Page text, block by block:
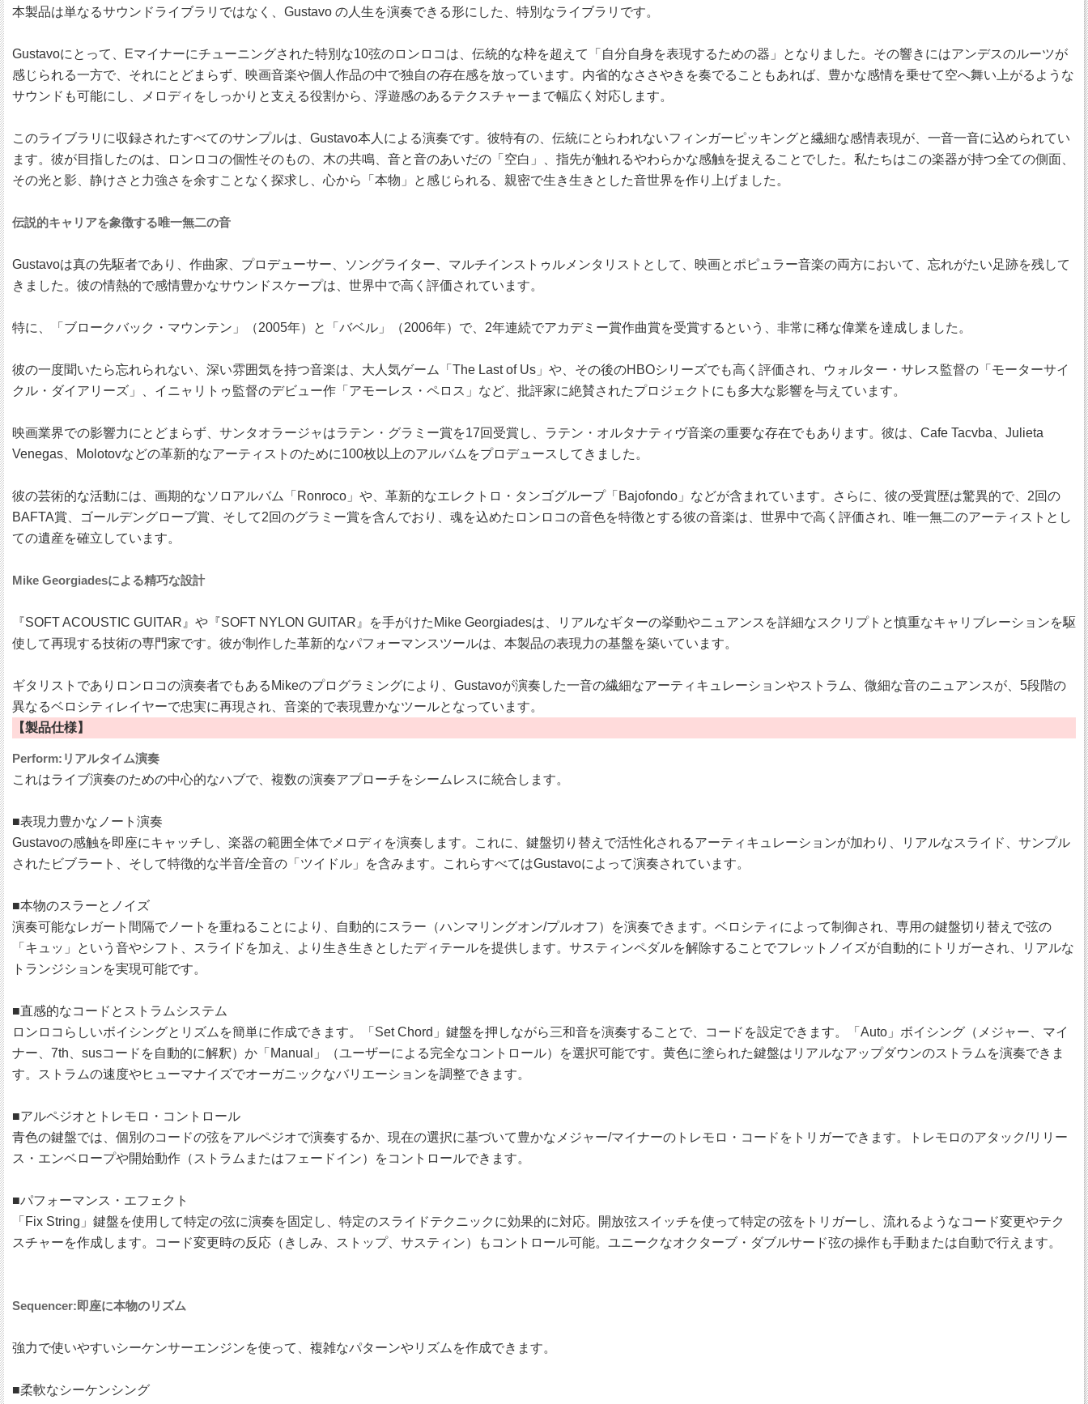
本製品は単なるサウンドライブラリではなく、Gustavo の人生を演奏できる形にした、特別なライブラリです。
Gustavoにとって、Eマイナーにチューニングされた特別な10弦のロンロコは、伝統的な枠を超えて「自分自身を表現するための器」となりました。その響きにはアンデスのルーツが
感じられる一方で、それにとどまらず、映画音楽や個人作品の中で独自の存在感を放っています。内省的なささやきを奏でることもあれば、豊かな感情を乗せて空へ舞い上がるような
サウンドも可能にし、メロディをしっかりと支える役割から、浮遊感のあるテクスチャーまで幅広く対応します。
このライブラリに収録されたすべてのサンプルは、Gustavo本人による演奏です。彼特有の、伝統にとらわれないフィンガーピッキングと繊細な感情表現が、一音一音に込められてい
ます。彼が目指したのは、ロンロコの個性そのもの、木の共鳴、音と音のあいだの「空白」、指先が触れるやわらかな感触を捉えることでした。私たちはこの楽器が持つ全ての側面、
その光と影、静けさと力強さを余すことなく探求し、心から「本物」と感じられる、親密で生き生きとした音世界を作り上げました。
伝説的キャリアを象徴する唯一無二の音
Gustavoは真の先駆者であり、作曲家、プロデューサー、ソングライター、マルチインストゥルメンタリストとして、映画とポピュラー音楽の両方において、忘れがたい足跡を残して
きました。彼の情熱的で感情豊かなサウンドスケープは、世界中で高く評価されています。
特に、「ブロークバック・マウンテン」（2005年）と「バベル」（2006年）で、2年連続でアカデミー賞作曲賞を受賞するという、非常に稀な偉業を達成しました。
彼の一度聞いたら忘れられない、深い雰囲気を持つ音楽は、大人気ゲーム「The Last of Us」や、その後のHBOシリーズでも高く評価され、ウォルター・サレス監督の「モーターサイ
クル・ダイアリーズ」、イニャリトゥ監督のデビュー作「アモーレス・ペロス」など、批評家に絶賛されたプロジェクトにも多大な影響を与えています。
映画業界での影響力にとどまらず、サンタオラージャはラテン・グラミー賞を17回受賞し、ラテン・オルタナティヴ音楽の重要な存在でもあります。彼は、Cafe Tacvba、Julieta
Venegas、Molotovなどの革新的なアーティストのために100枚以上のアルバムをプロデュースしてきました。
彼の芸術的な活動には、画期的なソロアルバム「Ronroco」や、革新的なエレクトロ・タンゴグループ「Bajofondo」などが含まれています。さらに、彼の受賞歴は驚異的で、2回の
BAFTA賞、ゴールデングローブ賞、そして2回のグラミー賞を含んでおり、魂を込めたロンロコの音色を特徴とする彼の音楽は、世界中で高く評価され、唯一無二のアーティストとし
ての遺産を確立しています。
Mike Georgiadesによる精巧な設計
『SOFT ACOUSTIC GUITAR』や『SOFT NYLON GUITAR』を手がけたMike Georgiadesは、リアルなギターの挙動やニュアンスを詳細なスクリプトと慎重なキャリブレーションを駆
使して再現する技術の専門家です。彼が制作した革新的なパフォーマンスツールは、本製品の表現力の基盤を築いています。
ギタリストでありロンロコの演奏者でもあるMikeのプログラミングにより、Gustavoが演奏した一音の繊細なアーティキュレーションやストラム、微細な音のニュアンスが、5段階の
異なるベロシティレイヤーで忠実に再現され、音楽的で表現豊かなツールとなっています。
【製品仕様】
Perform:リアルタイム演奏
これはライブ演奏のための中心的なハブで、複数の演奏アプローチをシームレスに統合します。
■表現力豊かなノート演奏
Gustavoの感触を即座にキャッチし、楽器の範囲全体でメロディを演奏します。これに、鍵盤切り替えで活性化されるアーティキュレーションが加わり、リアルなスライド、サンプル
されたビブラート、そして特徴的な半音/全音の「ツイドル」を含みます。これらすべてはGustavoによって演奏されています。
■本物のスラーとノイズ
演奏可能なレガート間隔でノートを重ねることにより、自動的にスラー（ハンマリングオン/プルオフ）を演奏できます。ベロシティによって制御され、専用の鍵盤切り替えで弦の
「キュッ」という音やシフト、スライドを加え、より生き生きとしたディテールを提供します。サスティンペダルを解除することでフレットノイズが自動的にトリガーされ、リアルな
トランジションを実現可能です。
■直感的なコードとストラムシステム
ロンロコらしいボイシングとリズムを簡単に作成できます。「Set Chord」鍵盤を押しながら三和音を演奏することで、コードを設定できます。「Auto」ボイシング（メジャー、マイ
ナー、7th、susコードを自動的に解釈）か「Manual」（ユーザーによる完全なコントロール）を選択可能です。黄色に塗られた鍵盤はリアルなアップダウンのストラムを演奏できま
す。ストラムの速度やヒューマナイズでオーガニックなバリエーションを調整できます。
■アルペジオとトレモロ・コントロール
青色の鍵盤では、個別のコードの弦をアルペジオで演奏するか、現在の選択に基づいて豊かなメジャー/マイナーのトレモロ・コードをトリガーできます。トレモロのアタック/リリー
ス・エンベロープや開始動作（ストラムまたはフェードイン）をコントロールできます。
■パフォーマンス・エフェクト
「Fix String」鍵盤を使用して特定の弦に演奏を固定し、特定のスライドテクニックに効果的に対応。開放弦スイッチを使って特定の弦をトリガーし、流れるようなコード変更やテク
スチャーを作成します。コード変更時の反応（きしみ、ストップ、サスティン）もコントロール可能。ユニークなオクターブ・ダブルサード弦の操作も手動または自動で行えます。
Sequencer:即座に本物のリズム
強力で使いやすいシーケンサーエンジンを使って、複雑なパターンやリズムを作成できます。
■柔軟なシーケンシング